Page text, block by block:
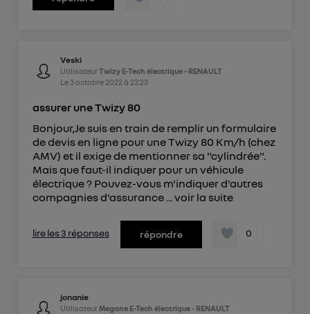
Veski
UtilisateurTwizy E-Tech électrique - RENAULT
Le 3 octobre 2022 à 23:23
assurer une Twizy 80
Bonjour,Je suis en train de remplir un formulaire
de devis en ligne pour une Twizy 80 Km/h (chez
AMV) et il exige de mentionner sa "cylindrée".
Mais que faut-il indiquer pour un véhicule
électrique ? Pouvez-vous m'indiquer d'autres
compagnies d'assurance ...voir la suite
lire les 3 réponses répondre 0
jonanie
Utilisateur Megane E-Tech électrique - RENAULT